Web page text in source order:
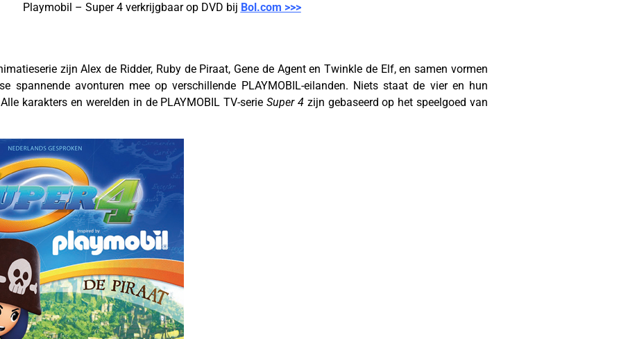
Playmobil – Super 4 verkrijgbaar op DVD bij Bol.com >>>
zijn Alex de Ridder, Ruby de Piraat, Gene de Agent en Twinkle de Elf, en samen vormen
spannende avonturen mee op verschillende PLAYMOBIL-eilanden. Niets staat de vier en hun
karakters en werelden in de PLAYMOBIL TV-serieSuper 4zijn gebaseerd op het speelgoed van